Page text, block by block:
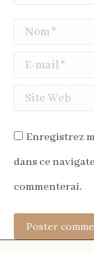
Nom *
E-mail *
Site Web
Enregistrez
dans ce
commenterai.
Poster